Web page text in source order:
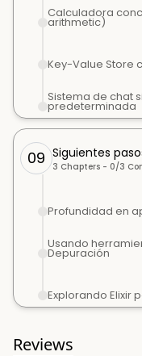
Calculadora
arithmetic)
Key-Value Store
Sistema de chat
predeterminada
09 Siguientes
3 Chapters - 0/3
Profundidad en
Usando
Depuración
Explorando Elixir
Reviews